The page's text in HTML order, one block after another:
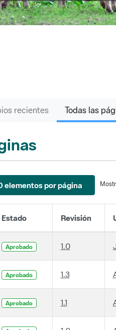
recientes Todas las
elementos por página
Estado Revisión
Aprobado 1.0
Aprobado 1.3
Aprobado 1.1